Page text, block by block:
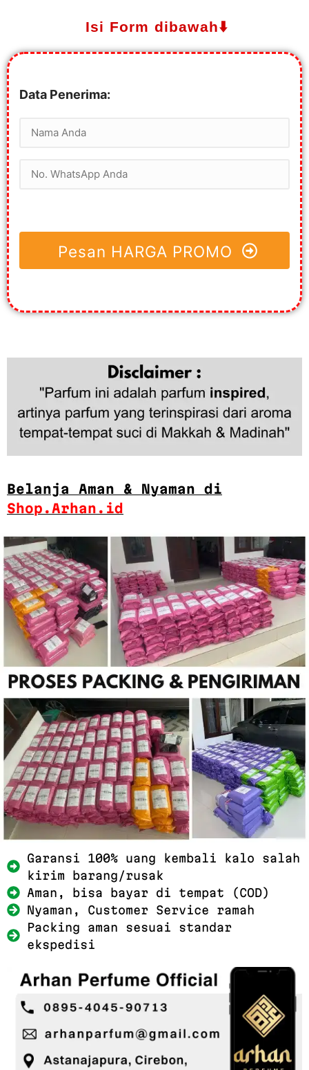
Isi Form dibawah⬇️
Data Penerima:
Pesan HARGA PROMO
Belanja Aman & Nyaman di
Shop.Arhan.id
Garansi 100% uang kembali kalo salah
kirim barang/rusak
Aman, bisa bayar di tempat (COD)
Nyaman, Customer Service ramah
Packing aman sesuai standar
ekspedisi